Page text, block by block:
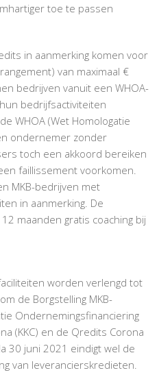
toe te passen
in aanmerking komen voor
van maximaal €
bedrijven vanuit een WHOA-
bedrijfsactiviteiten
WHOA (Wet Homologatie
ondernemer zonder
toch een akkoord bereiken
faillissement voorkomen.
MKB-bedrijven met
in aanmerking. De
maanden gratis coaching bij
worden verlengd tot
de Borgstelling MKB-
Ondernemingsfinanciering
(KKC) en de Qredits Corona
30 juni 2021 eindigt wel de
van leverancierskredieten.